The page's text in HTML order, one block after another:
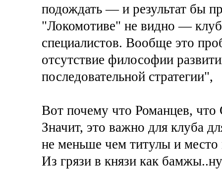
подождать — и результат бы
"Локомотиве" не видно — клуб
специалистов. Вообще это
отсутствие философии
последовательной стратегии",
Вот почему что Романцев, что
Значит, это важно для клуба
не меньше чем титулы и место
Из грязи в князи как